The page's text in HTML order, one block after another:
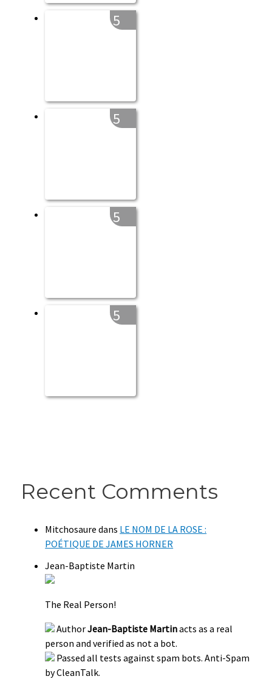
5
5
5
5
Recent Comments
Mitchosaure dans LE NOM DE LA ROSE :
POÉTIQUE DE JAMES HORNER
Jean-Baptiste Martin
The Real Person!
AuthorJean-Baptiste Martinacts as a real
person and verified as not a bot.
Passed all tests against spam bots. Anti-Spam
by CleanTalk.